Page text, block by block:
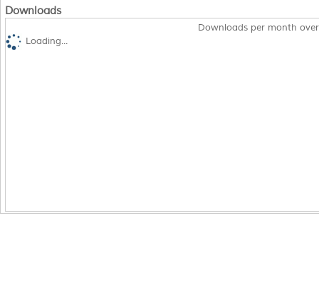
Downloads
Downloads per month
Loading...